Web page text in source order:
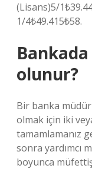
(Lisans)5/
1/4₺49.415₺58.
olunur?
Bir banka
olmak için iki
tamamlamanız
sonra yardımcı
boyunca